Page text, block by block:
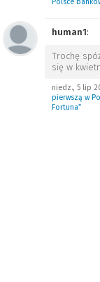
human1:
Trochę
się w
niedz., 5 lip
pierwszą w
Fortuna”